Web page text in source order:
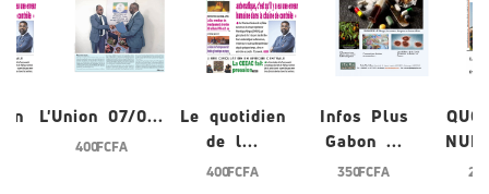
L'Union 07/0...
400 FCFA
Le quotidien
de l...
400 FCFA
Infos Plus
Gabon ...
350 FCFA